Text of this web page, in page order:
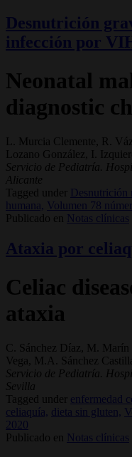
Desnutrición
infección por
Neonatal
diagnostic
L. Murcia Clemente, R.
Lozano González, I.
Servicio de Pediatría.
Alicante
Tagged under
Desnutrición
humana,
Volumen 78
Publicado en
Notas clínicas
Ataxia por
Celiac
ataxia
C. Sánchez Díaz, M. Marín
Vega, M.A. Sánchez
Servicio de Pediatría.
Sevilla
Tagged under
enfermedad
celiaquía, dieta sin gluten,
2020
Publicado en
Notas clínicas